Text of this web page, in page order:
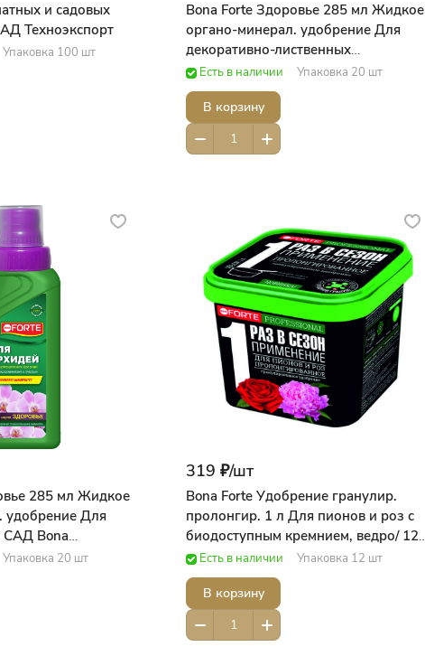
и садовых
Техноэкспорт
Упаковка 100 шт
Bona Forte Здоровье 285 мл Жидкое
органо-минерал. удобрение Для
декоративно-лиственных
растений,фл / САД Bona ForteДобрая
сила
Есть в наличии Упаковка 20 шт
В корзину
285 мл Жидкое
удобрение Для
САД Bona
Упаковка 20 шт
319 ₽/шт
Bona Forte Удобрение гранулир.
пролонгир. 1 л Для пионов и роз с
биодоступным кремнием, ведро/ 12
САД Bona ForteДобрая сила
Есть в наличии Упаковка 12 шт
В корзину